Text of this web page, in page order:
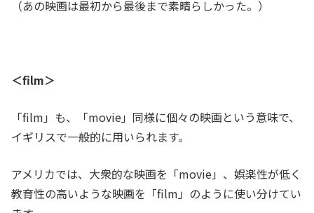
（あの映画は最初から最後まで素晴らしかった。）
＜film＞
「film」も、「movie」同様に個々の映画という意味で、
イギリスで一般的に用いられます。
アメリカでは、大衆的な映画を「movie」、娯楽性が低く
教育性の高いような映画を「film」のように使い分けてい